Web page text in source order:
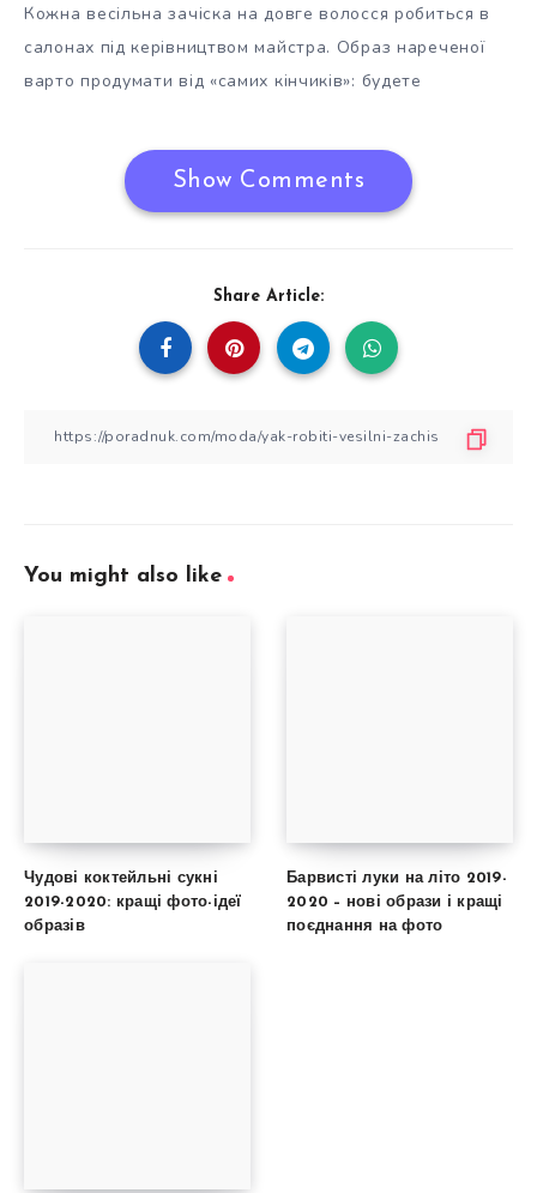
Кожна весільна зачіска на довге волосся робиться в
салонах під керівництвом майстра. Образ нареченої
варто продумати від «самих кінчиків»: будете
Show Comments
Share Article:
You might also like
Чудові коктейльні сукні
2019-2020: кращі фото-ідеї
образів
Барвисті луки на літо 2019-
2020 – нові образи і кращі
поєднання на фото